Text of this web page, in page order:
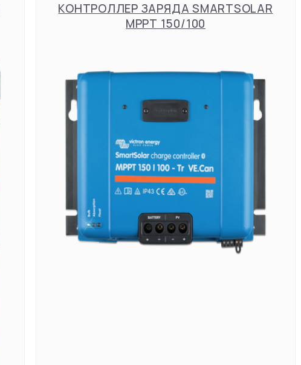
КОНТРОЛЛЕР ЗАРЯДА SMARTSOLAR
MPPT 150/100